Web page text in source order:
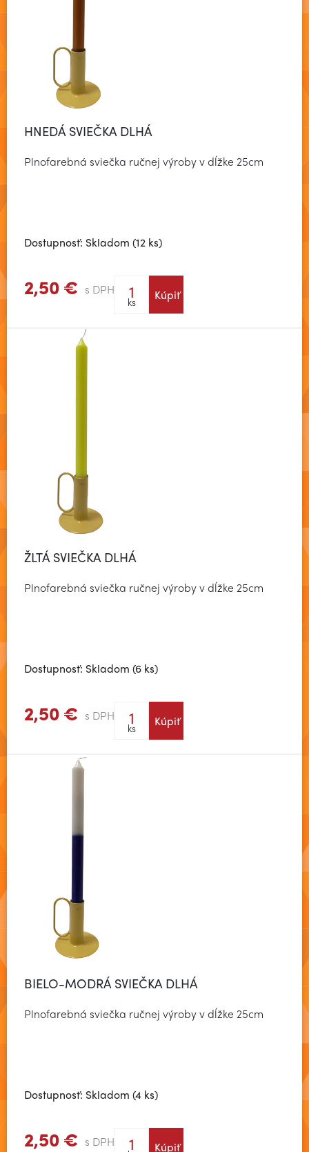
HNEDÁ SVIEČKA DLHÁ
Plnofarebná sviečka ručnej výroby v dĺžke 25cm
Dostupnosť: Skladom (12 ks)
2,50 € s DPH
ks Kúpiť
Zobraziť viac
ŽLTÁ SVIEČKA DLHÁ
Plnofarebná sviečka ručnej výroby v dĺžke 25cm
Dostupnosť: Skladom (6 ks)
2,50 € s DPH
ks Kúpiť
Zobraziť viac
BIELO-MODRÁ SVIEČKA DLHÁ
Plnofarebná sviečka ručnej výroby v dĺžke 25cm
Dostupnosť: Skladom (4 ks)
2,50 € s DPH Kúpiť